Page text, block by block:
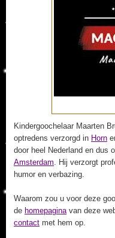
Kindergoochelaar Maarten
optredens verzorgd in Horn
door heel Nederland en dus
Amsterdam. Hij verzorgt
humor en verbazing.
Waarom zou u voor deze
de homepaginavan deze
contact met hem op.